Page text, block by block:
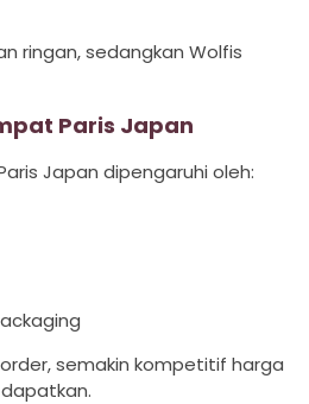
ringan, sedangkan Wolfis
Paris Japan
Japan dipengaruhi oleh:
semakin kompetitif harga